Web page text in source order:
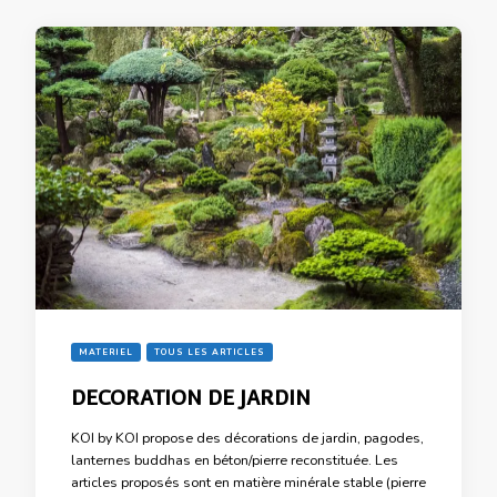
MATERIEL TOUS LES ARTICLES
DECORATION DE JARDIN
KOI by KOI propose des décorations de jardin, pagodes,
lanternes buddhas en béton/pierre reconstituée. Les
articles proposés sont en matière minérale stable (pierre